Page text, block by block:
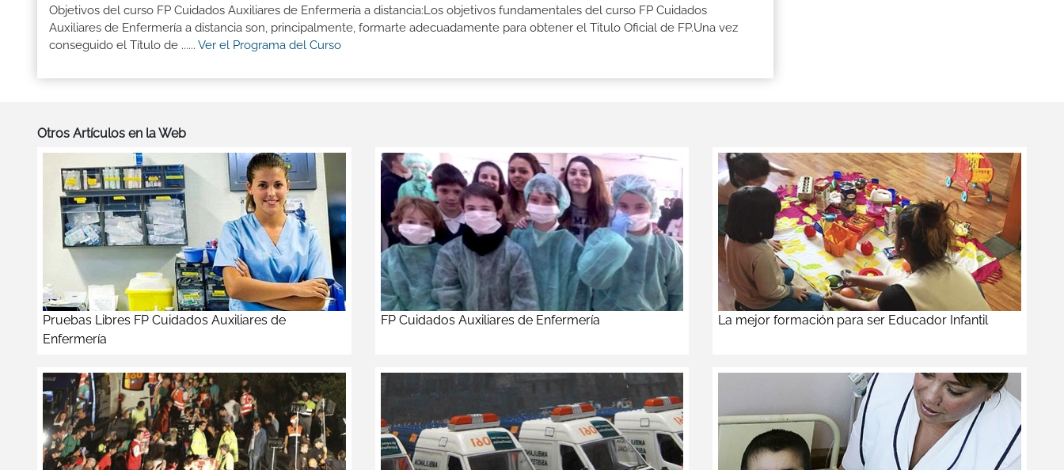
Objetivos del curso FP Cuidados Auxiliares de Enfermería a distancia:Los objetivos fundamentales del curso FP Cuidados
Auxiliares de Enfermería a distancia son, principalmente, formarte adecuadamente para obtener el Titulo Oficial de FP.Una vez
conseguido el Título de ...... Ver el Programa del Curso
Otros Artículos en la Web
Pruebas Libres FP Cuidados Auxiliares de
Enfermería
FP Cuidados Auxiliares de Enfermería La mejor formación para ser Educador Infantil